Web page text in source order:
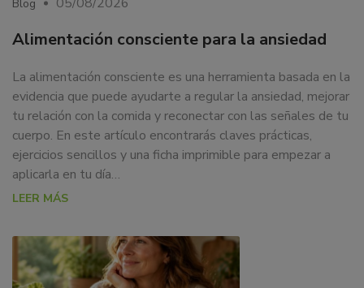
Blog
Alimentación consciente para la ansiedad
La alimentación consciente es una herramienta basada en la
evidencia que puede ayudarte a regular la ansiedad, mejorar
tu relación con la comida y reconectar con las señales de tu
cuerpo. En este artículo encontrarás claves prácticas,
ejercicios sencillos y una ficha imprimible para empezar a
aplicarla en tu día…
LEER MÁS